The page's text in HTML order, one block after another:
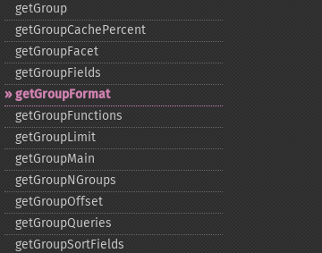
getGroup
getGroupCachePercent
getGroupFacet
getGroupFields
getGroupFormat
getGroupFunctions
getGroupLimit
getGroupMain
getGroupNGroups
getGroupOffset
getGroupQueries
getGroupSortFields